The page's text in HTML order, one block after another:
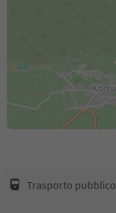
Trasporto pubblico